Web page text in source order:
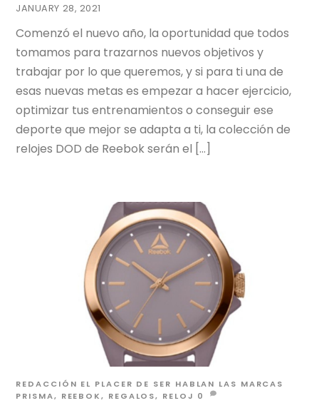
JANUARY 28, 2021
Comenzó el nuevo año, la oportunidad que todos
tomamos para trazarnos nuevos objetivos y
trabajar por lo que queremos, y si para ti una de
esas nuevas metas es empezar a hacer ejercicio,
optimizar tus entrenamientos o conseguir ese
deporte que mejor se adapta a ti, la colección de
relojes DOD de Reebok serán el […]
REDACCIÓN EL PLACER DE SER HABLAN LAS MARCAS
PRISMA, REEBOK, REGALOS, RELOJ 0